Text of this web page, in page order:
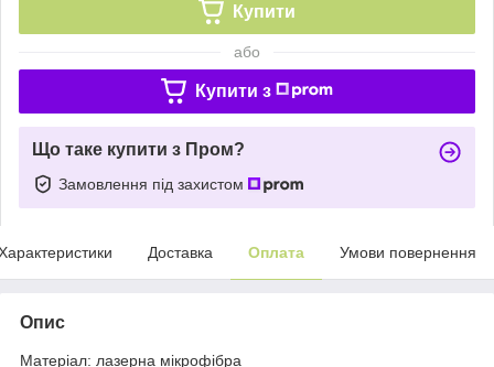
Купити
або
Купити з
Що таке купити з Пром?
Замовлення під захистом
Доставка Оплата Умови повернення
Опис
Матеріал: лазерна мікрофібра